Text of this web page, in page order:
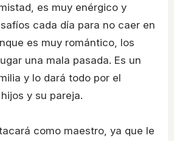
es muy enérgico y
cada día para no caer en
es muy romántico, los
una mala pasada. Es un
y lo dará todo por el
y su pareja.
como maestro, ya que le